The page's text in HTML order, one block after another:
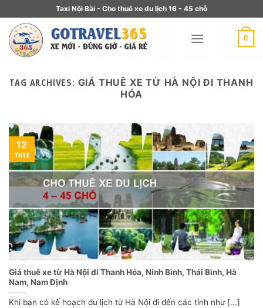
Taxi Nội Bài - Cho thuê xe du lịch 16 - 45 chỗ
0
TAG ARCHIVES: GIÁ THUÊ XE TỪ HÀ NỘI ĐI THANH
HÓA
Giá thuê xe từ Hà Nội đi Thanh Hóa, Ninh Bình, Thái Bình, Hà
Nam, Nam Định
Khi bạn có kế hoạch du lịch từ Hà Nội đi đến các tỉnh như [...]
12
Th12